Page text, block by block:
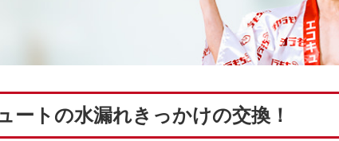
ートの水漏れきっかけの交換！